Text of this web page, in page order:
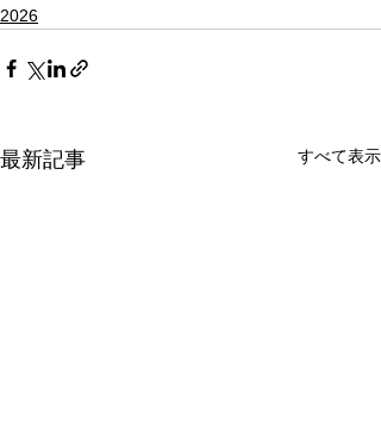
2026
最新記事 すべて表示